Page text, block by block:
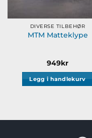
DIVERSE TILBEHØR
MTM Matteklype
949kr
Legg i handlekurv